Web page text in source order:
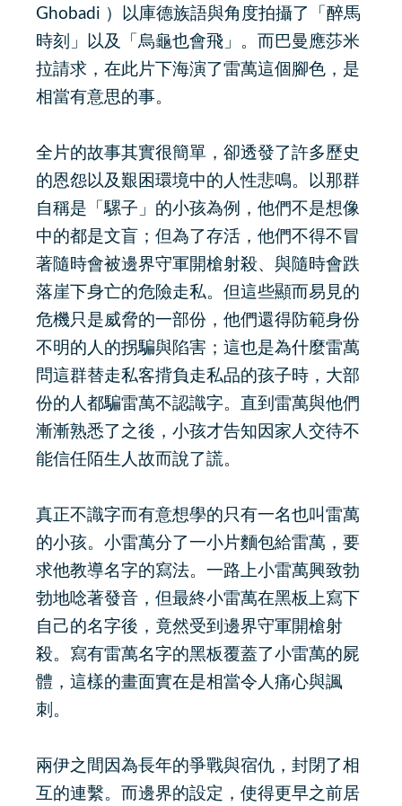
Ghobadi ）以庫德族語與角度拍攝了「醉馬
時刻」以及「烏龜也會飛」。而巴曼應莎米
拉請求，在此片下海演了雷萬這個腳色，是
相當有意思的事。
全片的故事其實很簡單，卻透發了許多歷史
的恩怨以及艱困環境中的人性悲鳴。以那群
自稱是「騾子」的小孩為例，他們不是想像
中的都是文盲；但為了存活，他們不得不冒
著隨時會被邊界守軍開槍射殺、與隨時會跌
落崖下身亡的危險走私。但這些顯而易見的
危機只是威脅的一部份，他們還得防範身份
不明的人的拐騙與陷害；這也是為什麼雷萬
問這群替走私客揹負走私品的孩子時，大部
份的人都騙雷萬不認識字。直到雷萬與他們
漸漸熟悉了之後，小孩才告知因家人交待不
能信任陌生人故而說了謊。
真正不識字而有意想學的只有一名也叫雷萬
的小孩。小雷萬分了一小片麵包給雷萬，要
求他教導名字的寫法。一路上小雷萬興致勃
勃地唸著發音，但最終小雷萬在黑板上寫下
自己的名字後，竟然受到邊界守軍開槍射
殺。寫有雷萬名字的黑板覆蓋了小雷萬的屍
體，這樣的畫面實在是相當令人痛心與諷
刺。
兩伊之間因為長年的爭戰與宿仇，封閉了相
互的連繫。而邊界的設定，使得更早之前居